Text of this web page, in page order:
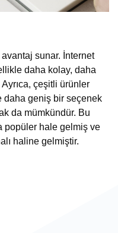
sunar. İnternet
daha kolay, daha
Ayrıca, çeşitli ürünler
daha geniş bir seçenek
da mümkündür. Bu
popüler hale gelmiş ve
haline gelmiştir.